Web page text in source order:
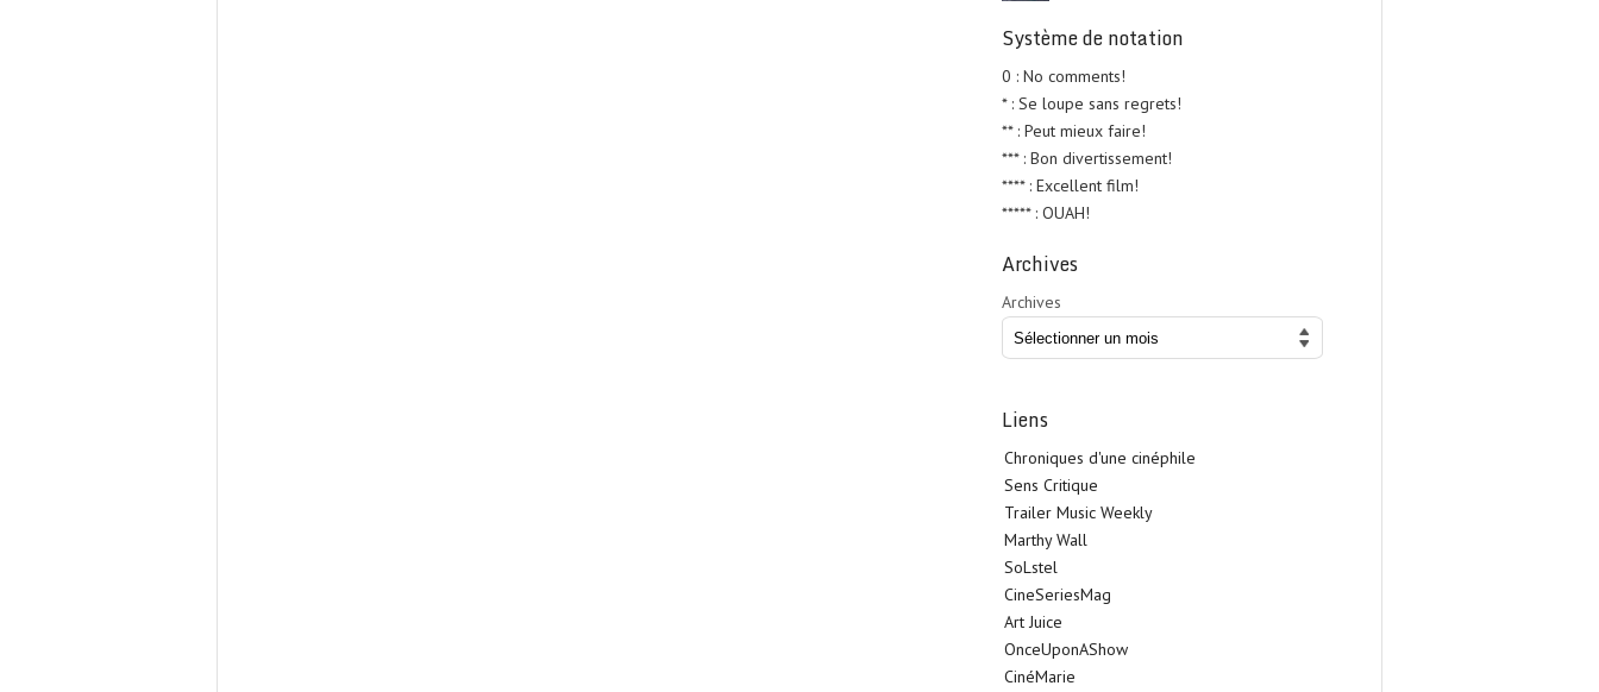
Système de notation
0 : No comments!
* : Se loupe sans regrets!
** : Peut mieux faire!
*** : Bon divertissement!
**** : Excellent film!
***** : OUAH!
Archives
Archives
Liens
Chroniques d'une cinéphile
Sens Critique
Trailer Music Weekly
Marthy Wall
SoLstel
CineSeriesMag
Art Juice
OnceUponAShow
CinéMarie